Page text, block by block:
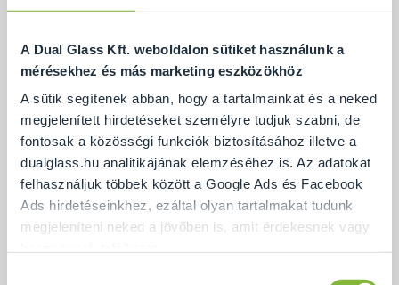
A Dual Glass Kft. weboldalon sütiket használunk a
mérésekhez és más marketing eszközökhöz
A sütik segítenek abban, hogy a tartalmainkat és a neked
megjelenített hirdetéseket személyre tudjuk szabni, de
fontosak a közösségi funkciók biztosításához illetve a
dualglass.hu analitikájának elemzéséhez is. Az adatokat
felhasználjuk többek között a Google Ads és Facebook
Ads hirdetéseinkhez, ezáltal olyan tartalmakat tudunk
megjeleníteni neked a jövőben is, amit érdekesnek vagy
Több fontos szempont is felmerülhet a megfelelő
szaniter kiválasztásánál: a méret, a forma, a
zuhanytálca vagy zuhanyfolyóka kialakítása,
a zuhanyajtó betétlemezeinek anyaga,az eredeti
design és sorolhatnánk… ezek mind megfontolandó
nézőpontok,
azonban sok esetben két dolgon áll vagy bukik,